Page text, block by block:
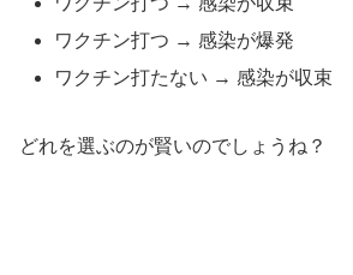
ワクチン打つ → 感染が爆発
ワクチン打たない → 感染が収束
どれを選ぶのが賢いのでしょうね？